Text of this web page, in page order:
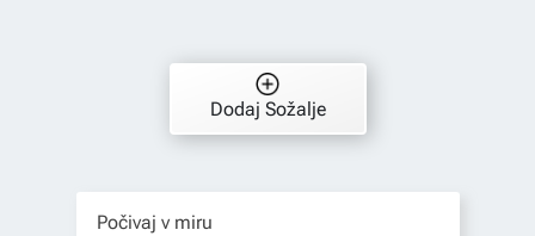
Dodaj Sožalje
Počivaj v miru